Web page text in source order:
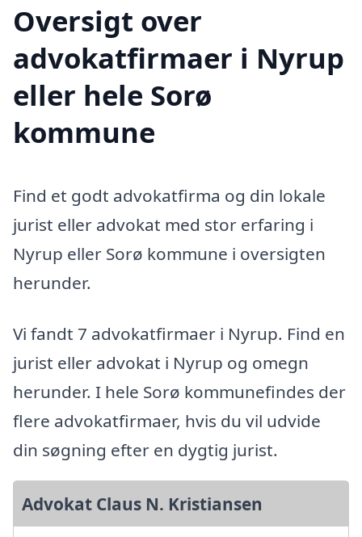
Oversigt over
advokatfirmaer i Nyrup
eller hele Sorø
kommune
Find et godt advokatfirma og din lokale
jurist eller advokat med stor erfaring i
Nyrup eller Sorø kommune i oversigten
herunder.
Vi fandt 7 advokatfirmaer i Nyrup. Find en
jurist eller advokat i Nyrup og omegn
herunder. I hele Sorø kommunefindes der
flere advokatfirmaer, hvis du vil udvide
din søgning efter en dygtig jurist.
Advokat Claus N. Kristiansen